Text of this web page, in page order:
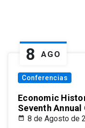
8 AGO
Conferencias
Economic
Seventh
8 de Agosto de